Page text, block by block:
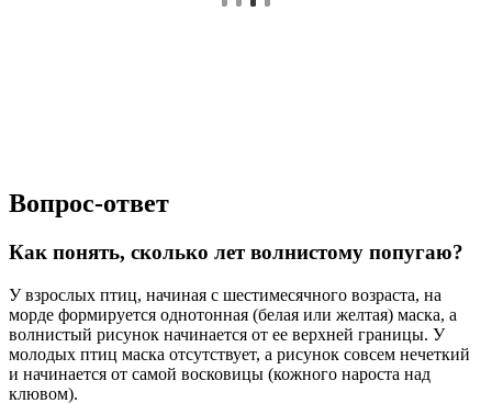
Вопрос-ответ
Как понять, сколько лет волнистому попугаю?
У взрослых птиц, начиная с шестимесячного возраста, на
морде формируется однотонная (белая или желтая) маска, а
волнистый рисунок начинается от ее верхней границы. У
молодых птиц маска отсутствует, а рисунок совсем нечеткий
и начинается от самой восковицы (кожного нароста над
клювом).